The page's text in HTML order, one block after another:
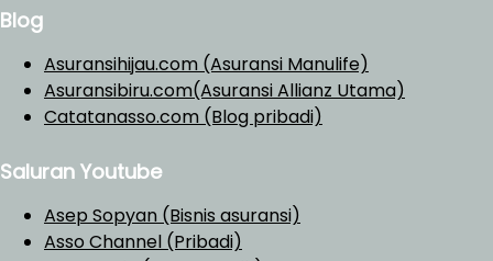
Blog
Asuransihijau.com (Asuransi Manulife)
Asuransibiru.com(Asuransi Allianz Utama)
Catatanasso.com (Blog pribadi)
Saluran Youtube
Asep Sopyan (Bisnis asuransi)
Asso Channel (Pribadi)